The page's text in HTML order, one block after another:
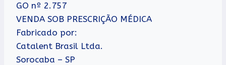
GO nº 2.757
VENDA SOB PRESCRIÇÃO MÉDICA
Fabricado por:
Catalent Brasil Ltda.
Sorocaba – SP